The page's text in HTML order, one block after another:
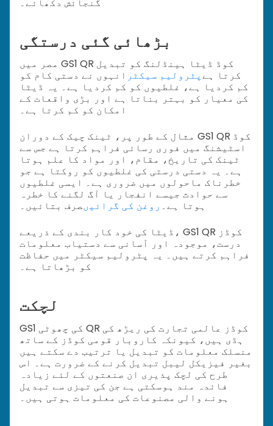
گنجائش دکھائے۔
بڑھائی گئی درستگی
مصر میں GS1 QR کوڈ ڈیٹا ہینڈلنگ کو تبدیل
کرتا ہےپٹرولیم سیکٹر انہوں نے دستی کام کو
کم کردیا ہے، غلطیوں کو کم کردیا ہے۔ یہ ڈیٹا
کی معیار کو بہتر بناتا ہے اور بڑی واقعات کے
امکان کو کم کرتا ہے۔
مثال کے طور پر، ٹینک چیک کے دوران GS1 QR کوڈ
اسٹیشنگ میں فوری رسائی فراہم کرتا ہے جس سے
ٹینک کی تاریخ، مقام، اور مواد کا علم ہوتا
ہے۔ یہ دستی درستی کی غلطیوں کو روکتا ہے جو
خطرناک ماحولوں میں ضروری ہے۔ ایسی غلطیوں
سے حوادث جیسے انفجار یا آگ لگنے کا خطرہ
ہوتا ہے۔ روغن کی گرائیںصرف بتائیں۔
ڈیٹا کی خود کار بندی کے ذریعے، GS1 QR کوڈز
درست، موجودہ اور آسانی سے دستیاب معلومات
فراہم کرتے ہیں۔ یہ پٹرولیم سیکٹر میں حفاظت
کو بڑھاتا ہے۔
لچکت
GS1 کی چھوٹی QR کوڈز عالمی تجارت کی ریڑھ کی
ہڈی ہیں، کیونکہ کاروبار قومی کوڈز کے ساتھ
منسلک معلومات کو تبدیل یا ترتیب دے سکتے ہیں
بغیر فیزیکل لیبل تبدیل کرنے کے ضرورت ہے۔ اس
طرح کی لچک پذیری ان صنعتوں کے لئے زیادہ
فائدہ مند ہوسکتی ہے جن کی تیزی سے تبدیل
ہونے والی مصنوعات کی معلومات ہوتی ہیں۔